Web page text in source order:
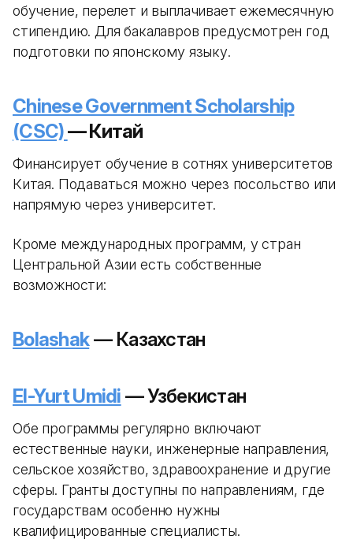
обучение, перелет и выплачивает ежемесячную
стипендию. Для бакалавров предусмотрен год
подготовки по японскому языку.
Chinese Government Scholarship
(CSC)— Китай
Финансирует обучение в сотнях университетов
Китая. Подаваться можно через посольство или
напрямую через университет.
Кроме международных программ, у стран
Центральной Азии есть собственные
возможности:
Bolashak— Казахстан
El-Yurt Umidi — Узбекистан
Обе программы регулярно включают
естественные науки, инженерные направления,
сельское хозяйство, здравоохранение и другие
сферы. Гранты доступны по направлениям, где
государствам особенно нужны
квалифицированные специалисты.